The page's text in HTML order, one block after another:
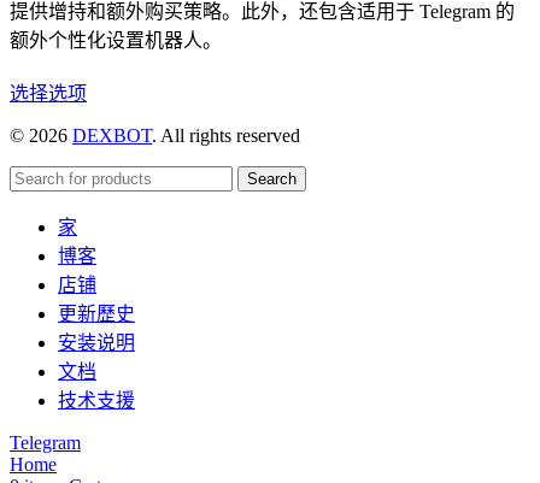
提供增持和额外购买策略。此外，还包含适用于 Telegram 的
额外个性化设置机器人。
选择选项本
品
有
变
体。
可
在
产
品
© 2026 DEXBOT. All rights reserved
Search
家
博客
店铺
更新歷史
安装说明
文档
技术支援
Telegram
Home